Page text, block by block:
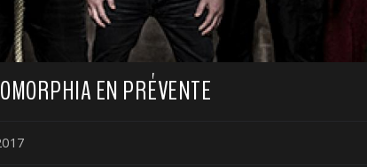
EN PRÉVENTE